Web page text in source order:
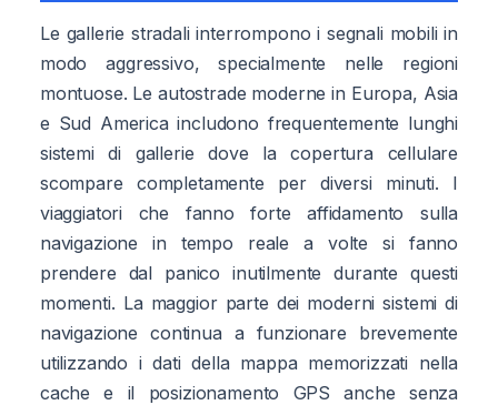
Le gallerie stradali interrompono i segnali mobili in
modo aggressivo, specialmente nelle regioni
montuose. Le autostrade moderne in Europa, Asia
e Sud America includono frequentemente lunghi
sistemi di gallerie dove la copertura cellulare
scompare completamente per diversi minuti. I
viaggiatori che fanno forte affidamento sulla
navigazione in tempo reale a volte si fanno
prendere dal panico inutilmente durante questi
momenti. La maggior parte dei moderni sistemi di
navigazione continua a funzionare brevemente
utilizzando i dati della mappa memorizzati nella
cache e il posizionamento GPS anche senza